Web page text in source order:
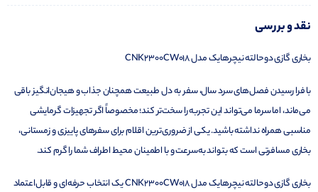
نقد و بررسی
بخاری گازی دوحالته نیچرهایک مدل CNK2300CW018
با فرا رسیدن فصل‌های سرد سال، سفر به دل طبیعت همچنان جذاب و هیجان‌انگیز باقی
می‌ماند، اما سرما می‌تواند این تجربه را سخت‌تر کند؛ مخصوصاً اگر تجهیزات گرمایشی
مناسبی همراه نداشته باشید. یکی از ضروری‌ترین اقلام برای سفرهای پاییزی و زمستانی،
بخاری مسافرتی است که بتواند به‌سرعت و با اطمینان محیط اطراف شما را گرم کند.
بخاری گازی دوحالته نیچرهایک مدل CNK2300CW018 یک انتخاب حرفه‌ای و قابل‌اعتماد